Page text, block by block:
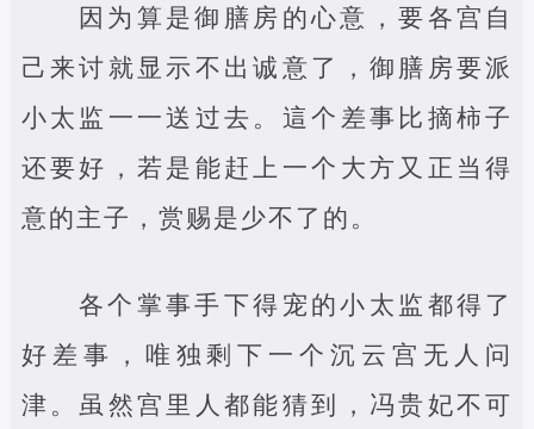
因为算是御膳房的心意，要各宫自
己来讨就显示不出诚意了，御膳房要派
小太监一一送过去。這个差事比摘柿子
还要好，若是能赶上一个大方又正当得
意的主子，赏赐是少不了的。
各个掌事手下得宠的小太监都得了
好差事，唯独剩下一个沉云宫无人问
津。虽然宫里人都能猜到，冯贵妃不可